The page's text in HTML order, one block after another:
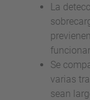
La
Se
varias
sean